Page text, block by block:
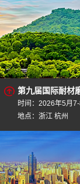
第九届国际耐材
时间：2026年5月7-
地点：浙江 杭州